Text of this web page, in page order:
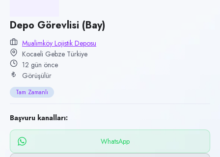
Konum
Gebze, Kocaeli
Çalışma şekli
Tam Zamanlı · Ofis
Yayın tarihi
28 Temmuz 2026
Son geçerlilik
26 Ekim 2026
Başvuru kanalları
Depo Görevlisi (Bay)
Mualimköy Lojistik Deposu
Kocaeli Gebze Türkiye
12 gün önce
Görüşülür
Tam Zamanlı
Başvuru kanalları:
WhatsApp